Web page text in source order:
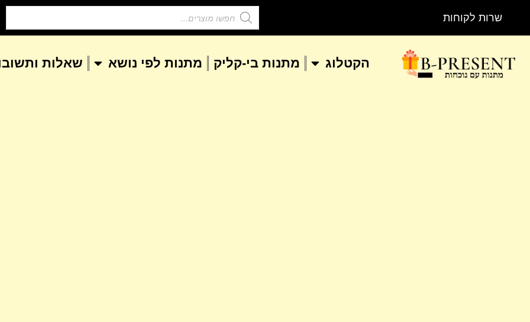
שרות לקוחות
הקטלוג מתנות בי-קליק מתנות לפי נושא שאלות